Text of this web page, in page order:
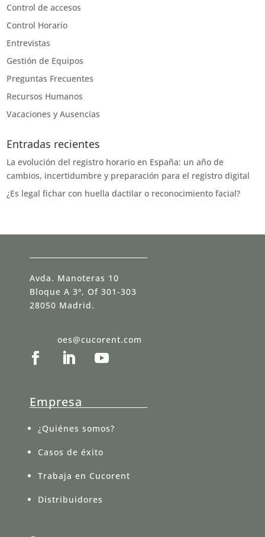
Control de accesos
Control Horario
Entrevistas
Gestión de Equipos
Preguntas Frecuentes
Recursos Humanos
Vacaciones y Ausencias
Entradas recientes
La evolución del registro horario en España: un año de
cambios, incertidumbre y preparación para el registro digital
¿Es legal fichar con huella dactilar o reconocimiento facial?
Avda. Manoteras 10
Bloque A 3º, Of 301-303
28050 Madrid.
oes@cucorent.com
Empresa
¿Quiénes somos?
Casos de éxito
Trabaja en Cucorent
Distribuidores